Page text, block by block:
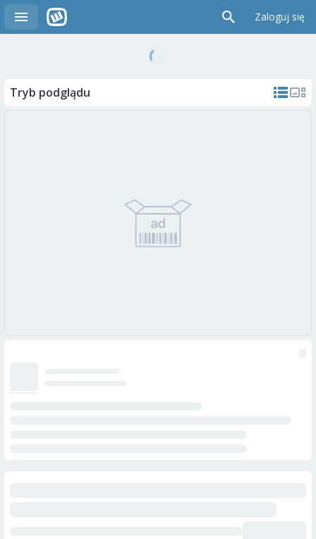
Zaloguj się
Tryb podglądu